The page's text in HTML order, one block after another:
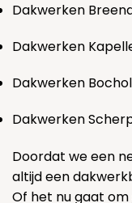
Dakwerken
Dakwerken
Dakwerken
Dakwerken
Doordat we een
altijd een
Of het nu gaat om